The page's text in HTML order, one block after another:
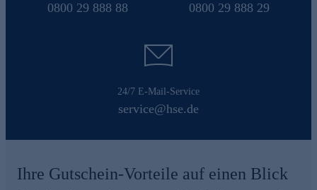
0800 29 888 88 0800 29 888 29
24/7 E-Mail-Service
service@hse.de
Ihre Gutschein-Vorteile auf einen Blick